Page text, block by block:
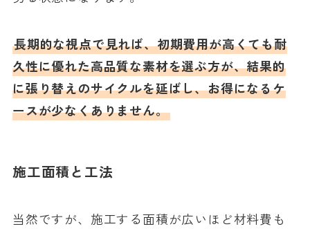
長期的な視点で見れば、初期費用が高くても耐
久性に優れた高品質な素材を選ぶ方が、結果的
に張り替えのサイクルを延ばし、お得になるケ
ースが少なくありません。
施工面積と工法
当然ですが、施工する面積が広いほど材料費も